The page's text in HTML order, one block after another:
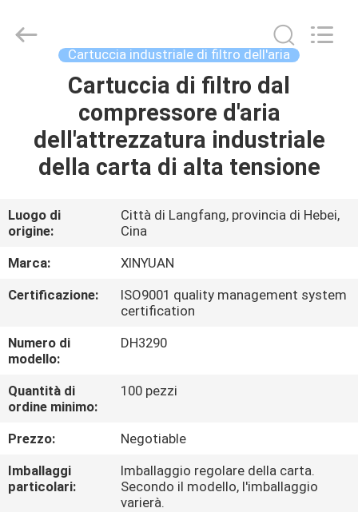
PRODOTTI
NOI
GIRO
DELLA
CONTROLLO
DI
CONTATTICI
dell'aria
fornitore.
Reserved.
Cartuccia industriale di filtro dell'aria
Cartuccia di filtro dal
compressore d'aria
dell'attrezzatura industriale
della carta di alta tensione
Luogo di
origine:
Città di Langfang, provincia di Hebei,
Cina
Marca:
XINYUAN
Certificazione:
ISO9001 quality management system
certification
Numero di
modello:
DH3290
Quantità di
ordine minimo:
100 pezzi
Prezzo:
Negotiable
Imballaggi
particolari:
Imballaggio regolare della carta.
Secondo il modello, l'imballaggio
varierà.